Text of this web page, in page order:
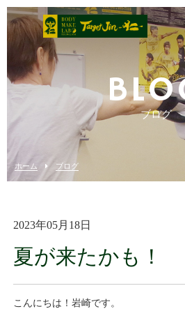
ブログ
ホーム ブログ
2023年05月18日
夏が来たかも！
こんにちは！岩崎です。